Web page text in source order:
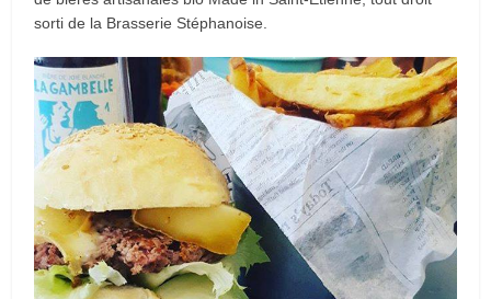
sorti de la Brasserie Stéphanoise.